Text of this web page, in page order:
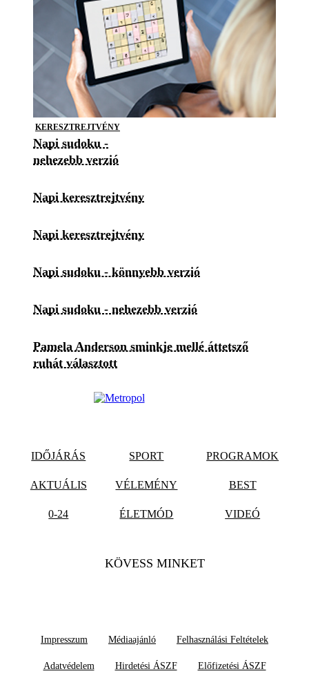
KERESZTREJTVÉNY
Napi sudoku -
nehezebb verzió
Napi keresztrejtvény
Napi keresztrejtvény
Napi sudoku - könnyebb verzió
Napi sudoku - nehezebb verzió
Pamela Anderson sminkje mellé áttetsző
ruhát választott
IDŐJÁRÁS SPORT PROGRAMOK
AKTUÁLIS VÉLEMÉNY BEST
0-24 ÉLETMÓD VIDEÓ
KÖVESS MINKET
Impresszum Médiaajánló Felhasználási Feltételek
Adatvédelem Hirdetési ÁSZF Előfizetési ÁSZF